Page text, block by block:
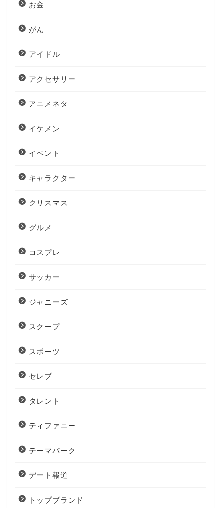
お金
がん
アイドル
アクセサリー
アニメネタ
イケメン
イベント
キャラクター
クリスマス
グルメ
コスプレ
サッカー
ジャニーズ
スクープ
スポーツ
セレブ
タレント
ティファニー
テーマパーク
デート報道
トップブランド